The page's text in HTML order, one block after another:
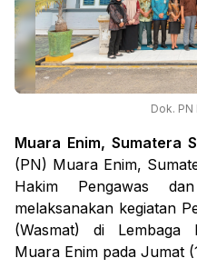
Dok. PN
Muara Enim, Sumatera
(PN) Muara Enim,
Hakim Pengawas
melaksanakan kegiatan
(Wasmat) di Lembaga
Muara Enim pada Jumat